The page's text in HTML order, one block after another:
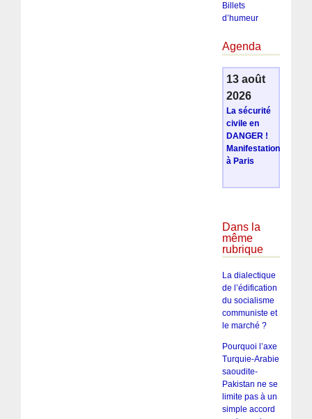
Billets
d’humeur
Agenda
13 août
2026
La sécurité
civile en
DANGER !
Manifestation
à Paris
Dans la
même
rubrique
La dialectique
de l’édification
du socialisme
communiste et
le marché ?
Pourquoi l’axe
Turquie-Arabie
saoudite-
Pakistan ne se
limite pas à un
simple accord